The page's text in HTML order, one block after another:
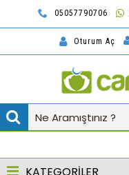
05057790706
Oturum Aç